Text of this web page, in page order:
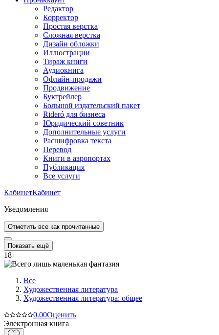
Редактор
Корректор
Простая верстка
Сложная верстка
Дизайн обложки
Иллюстрации
Тираж книги
Аудиокнига
Офлайн-продажи
Продвижение
Буктрейлер
Большой издательский пакет
Rideró для бизнеса
Юридический советник
Дополнительные услуги
Расшифровка текста
Перевод
Книги в аэропортах
Публикация
Все услуги
КабинетКабинет
Уведомления
Отметить все как прочитанные
Показать ещё
18+
Все
Художественная литература
Художественная литература: общее
0.00Оценить
Электронная книга